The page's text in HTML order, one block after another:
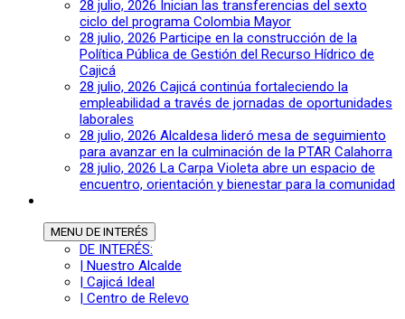
28 julio, 2026 Inician las transferencias del sexto
ciclo del programa Colombia Mayor
28 julio, 2026 Participe en la construcción de la
Política Pública de Gestión del Recurso Hídrico de
Cajicá
28 julio, 2026 Cajicá continúa fortaleciendo la
empleabilidad a través de jornadas de oportunidades
laborales
28 julio, 2026 Alcaldesa lideró mesa de seguimiento
para avanzar en la culminación de la PTAR Calahorra
28 julio, 2026 La Carpa Violeta abre un espacio de
encuentro, orientación y bienestar para la comunidad
MENU DE INTERÉS
DE INTERÉS:
| Nuestro Alcalde
| Cajicá Ideal
| Centro de Relevo